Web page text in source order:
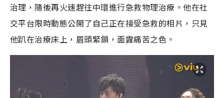
治理，隨後再火速趕往中環進行急救物理治療。他在社
交平台限時動態公開了自己正在接受急救的相片，只見
他趴在治療床上，眉頭緊鎖，面露痛苦之色。